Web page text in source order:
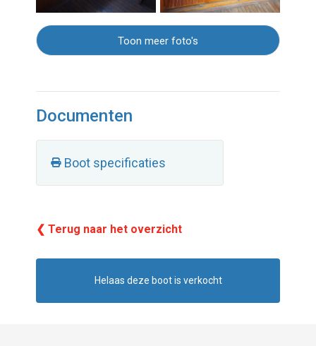
Toon meer foto's
Documenten
Boot specificaties
❮ Terug naar het overzicht
Helaas deze boot is verkocht